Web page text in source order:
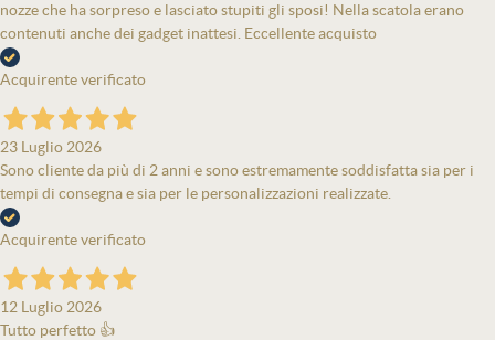
nozze che ha sorpreso e lasciato stupiti gli sposi! Nella scatola erano
contenuti anche dei gadget inattesi. Eccellente acquisto
Acquirente verificato
23 Luglio 2026
Sono cliente da più di 2 anni e sono estremamente soddisfatta sia per i
tempi di consegna e sia per le personalizzazioni realizzate.
Acquirente verificato
12 Luglio 2026
Tutto perfetto 👍